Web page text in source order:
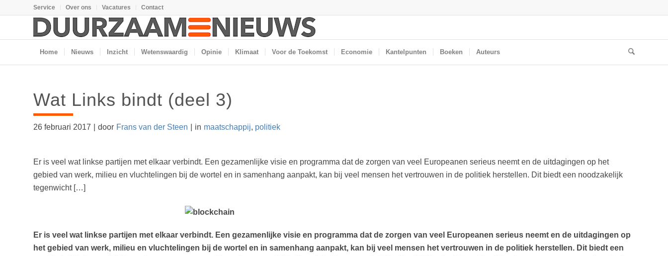
Service Over ons Vacatures Contact
Home Nieuws Inzicht Wetenswaardig Opinie Klimaat Voor de Toekomst Economie Kantelpunten Boeken Auteurs
Wat Links bindt (deel 3)
26 februari 2017 door Frans van der Steen in maatschappij, politiek
Er is veel wat linkse partijen met elkaar verbindt. Een gezamenlijke visie en programma dat de zorgen van veel Europeanen serieus neemt en de uitdagingen op het
gebied van werk, milieu en vluchtelingen bij de wortel en in samenhang aanpakt, kan bij veel mensen het vertrouwen in de politiek herstellen. Dit biedt een noodzakelijk
tegenwicht […]
Er is veel wat linkse partijen met elkaar verbindt. Een gezamenlijke visie en programma dat de zorgen van veel Europeanen serieus neemt en de uitdagingen op
het gebied van werk, milieu en vluchtelingen bij de wortel en in samenhang aanpakt, kan bij veel mensen het vertrouwen in de politiek herstellen. Dit biedt een